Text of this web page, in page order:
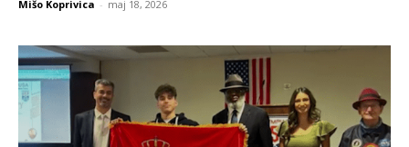
Mišo Koprivica - maj 18, 2026